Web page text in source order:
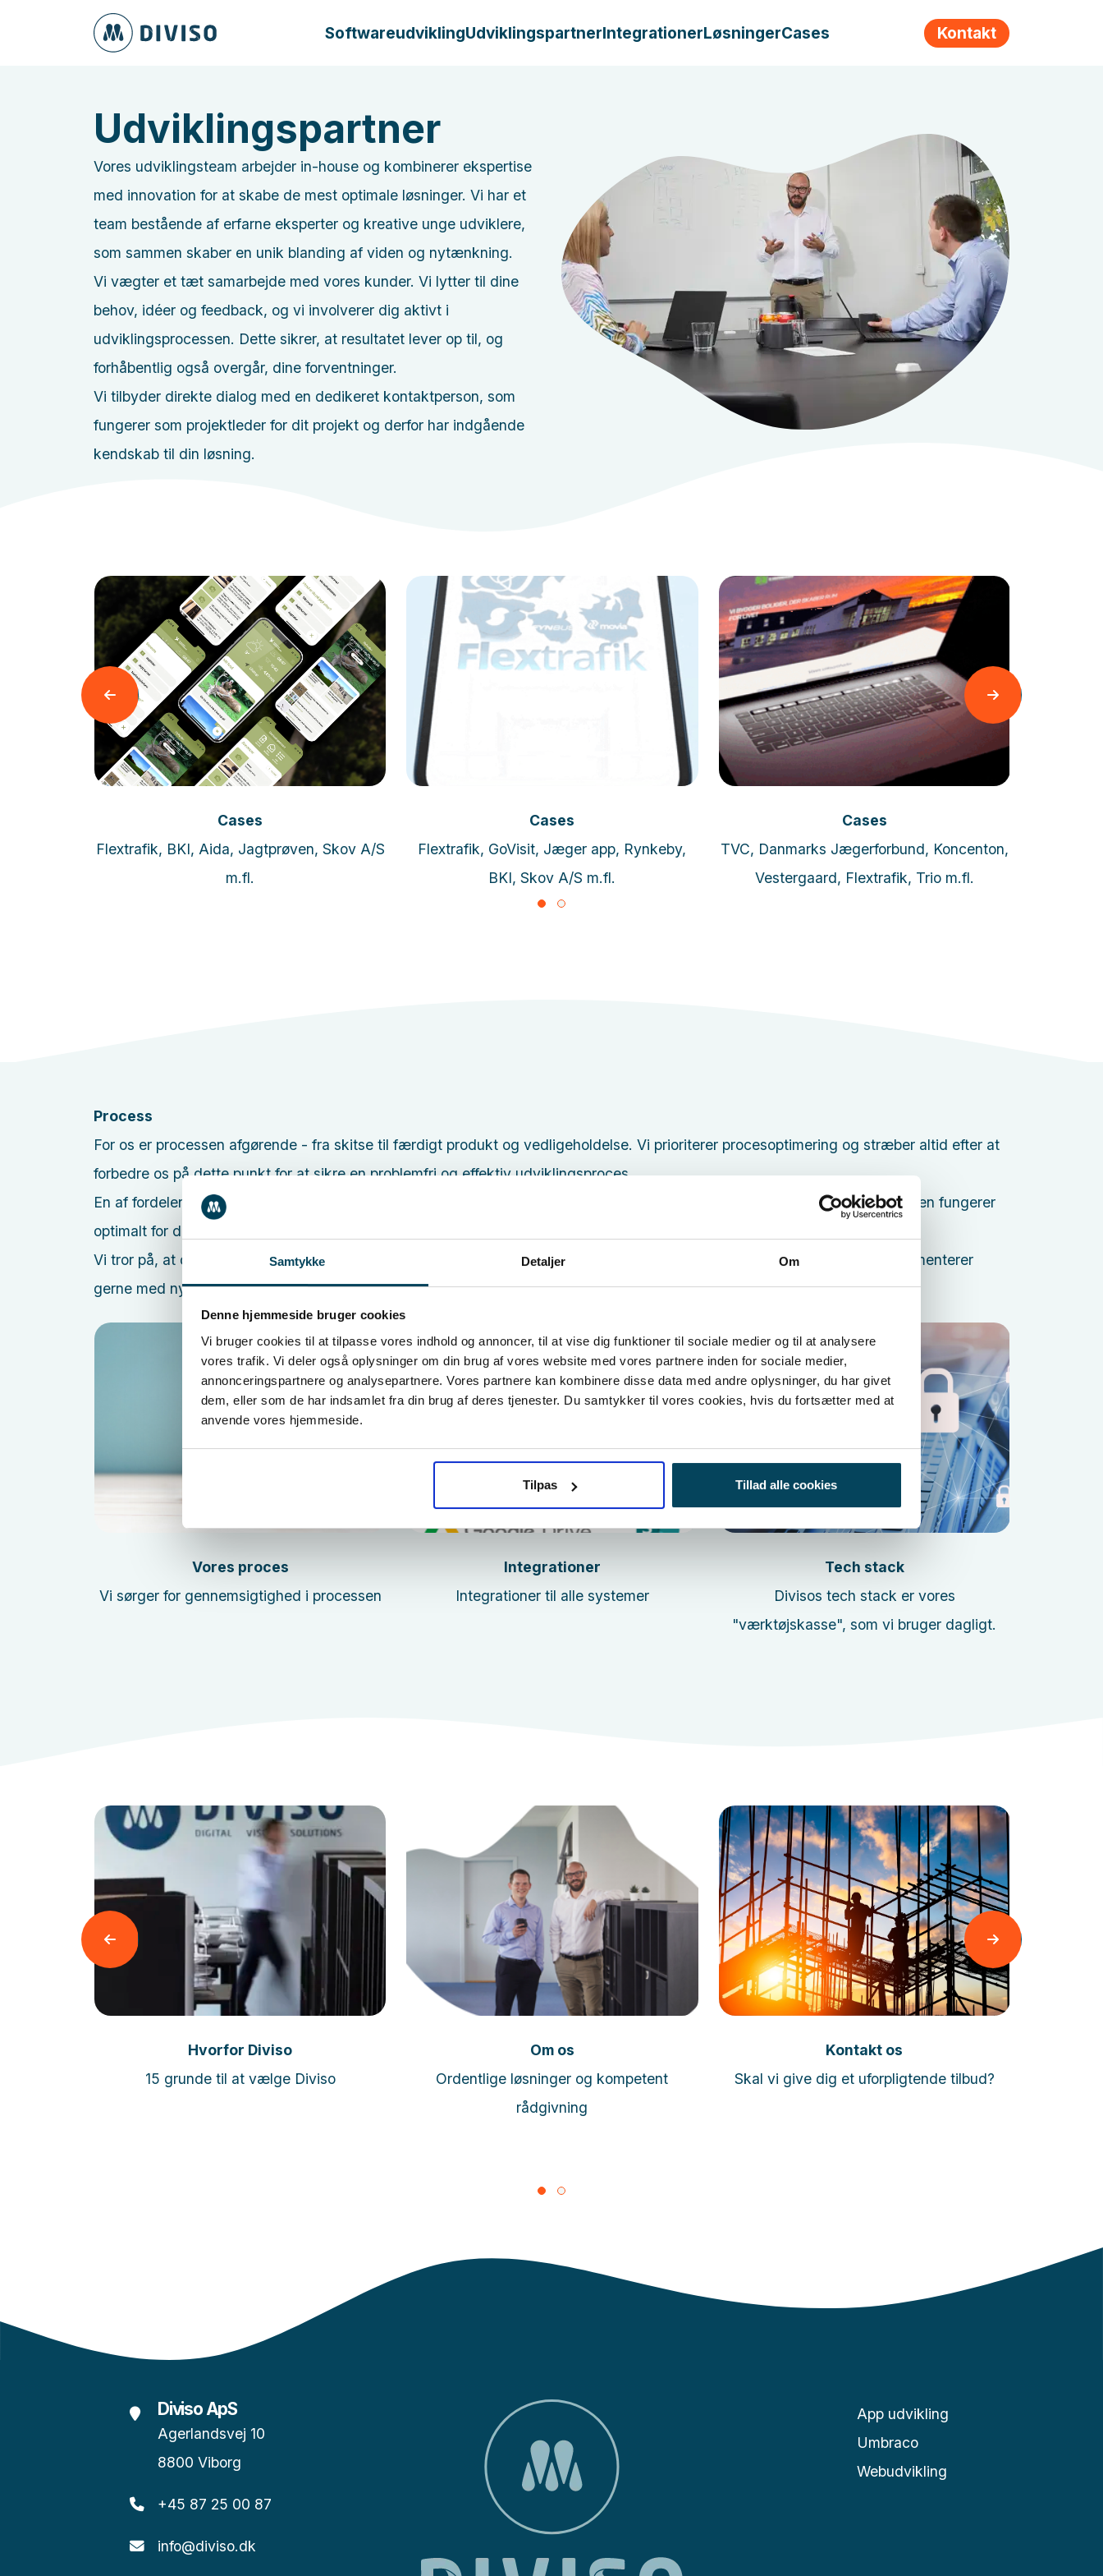
Samtykke Detaljer Om
Denne hjemmeside bruger cookies
Vi bruger cookies til at tilpasse vores indhold og annoncer, til at vise dig funktioner til sociale medier og til at analysere
vores trafik. Vi deler også oplysninger om din brug af vores website med vores partnere inden for sociale medier,
annonceringspartnere og analysepartnere. Vores partnere kan kombinere disse data med andre oplysninger, du har givet
dem, eller som de har indsamlet fra din brug af deres tjenester. Du samtykker til vores cookies, hvis du fortsætter med at
anvende vores hjemmeside.
Tilpas Tillad alle cookies
SoftwareudviklingUdviklingspartnerIntegrationerLøsningerCases Kontakt
Udviklingspartner
Vores udviklingsteam arbejder in-house og kombinerer ekspertise
med innovation for at skabe de mest optimale løsninger. Vi har et
team bestående af erfarne eksperter og kreative unge udviklere,
som sammen skaber en unik blanding af viden og nytænkning.
Vi vægter et tæt samarbejde med vores kunder. Vi lytter til dine
behov, idéer og feedback, og vi involverer dig aktivt i
udviklingsprocessen. Dette sikrer, at resultatet lever op til, og
forhåbentlig også overgår, dine forventninger.
Vi tilbyder direkte dialog med en dedikeret kontaktperson, som
fungerer som projektleder for dit projekt og derfor har indgående
kendskab til din løsning.
Læs mere
Cases
Flextrafik, BKI, Aida, Jagtprøven, Skov A/S
m.fl.
Cases
Flextrafik, GoVisit, Jæger app, Rynkeby,
BKI, Skov A/S m.fl.
Cases
TVC, Danmarks Jægerforbund, Koncenton,
Vestergaard, Flextrafik, Trio m.fl.
Process
For os er processen afgørende - fra skitse til færdigt produkt og vedligeholdelse. Vi prioriterer procesoptimering og stræber altid efter at
forbedre os på dette punkt for at sikre en problemfri og effektiv udviklingsproces.
En af fordelene ved at arbejde tæt sammen med vores kunder er, at det giver os mulighed for bedre at vurdere, om processen fungerer
optimalt for dem.
Vi tror på, at det kun er fantasien, der sætter grænser for, hvad vi kan opnå. Vi er altid åbne for nye udfordringer og eksperimenterer
gerne med nye ideer og teknologier.
Vores proces
Vi sørger for gennemsigtighed i processen
Læs mere
Integrationer
Integrationer til alle systemer
Tech stack
Divisos tech stack er vores
"værktøjskasse", som vi bruger dagligt.
Læs mere
Hvorfor Diviso
15 grunde til at vælge Diviso
Læs mere
Om os
Ordentlige løsninger og kompetent
rådgivning
Læs mere
Kontakt os
Skal vi give dig et uforpligtende tilbud?
Diviso ApS
Agerlandsvej 10
8800 Viborg
+45 87 25 00 87
info@diviso.dk
App udvikling
Umbraco
Webudvikling